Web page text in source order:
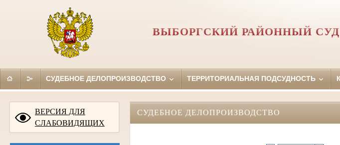
ВЫБОРГСКИЙ РАЙОННЫЙ СУД
СУДЕБНОЕ ДЕЛОПРОИЗВОДСТВО ТЕРРИТОРИАЛЬНАЯ ПОДСУДНОСТЬ
ВЕРСИЯ ДЛЯ
СЛАБОВИДЯЩИХ
СУДЕБНОЕ ДЕЛОПРОИЗВОДСТВО